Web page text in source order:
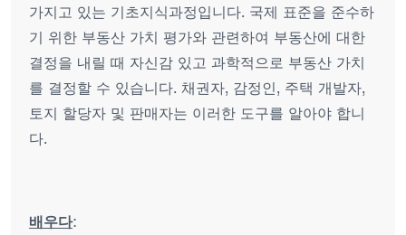
가지고 있는 기초지식과정입니다. 국제 표준을 준수하
기 위한 부동산 가치 평가와 관련하여 부동산에 대한
결정을 내릴 때 자신감 있고 과학적으로 부동산 가치
를 결정할 수 있습니다. 채권자, 감정인, 주택 개발자,
토지 할당자 및 판매자는 이러한 도구를 알아야 합니
다.
배우다: